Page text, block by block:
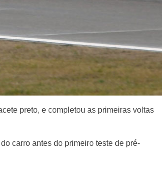
preto, e completou as primeiras voltas
carro antes do primeiro teste de pré-